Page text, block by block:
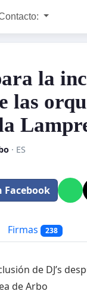
la
las
· ES
Facebook
Firmas 238
de DJ’s
de Arbo